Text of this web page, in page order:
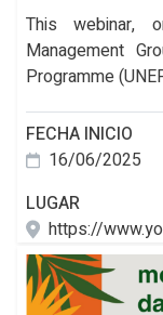
This webinar,
Management
Programme
FECHA INICIO
16/06/2025
LUGAR
https://